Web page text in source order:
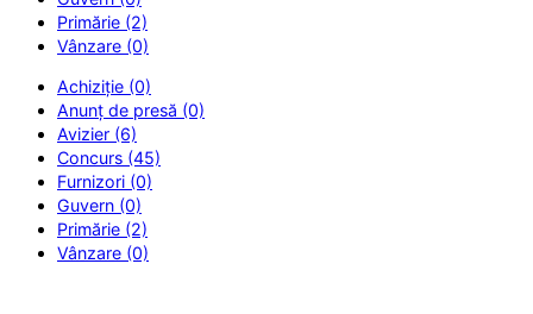
Primărie (2)
Vânzare (0)
Achiziție (0)
Anunț de presă (0)
Avizier (6)
Concurs (45)
Furnizori (0)
Guvern (0)
Primărie (2)
Vânzare (0)